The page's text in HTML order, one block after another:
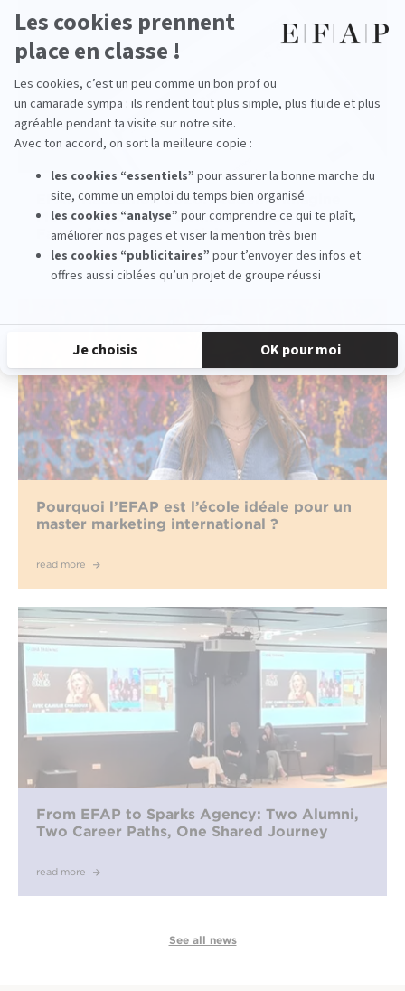
EFAP Hackathon 2026: Students Imagine
More Responsible Communication in the
Face of Hyperconnectivity
read more
Pourquoi l’EFAP est l’école idéale pour un
master marketing international ?
read more
From EFAP to Sparks Agency: Two Alumni,
Two Career Paths, One Shared Journey
read more
See all news